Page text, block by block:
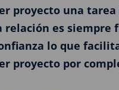
proyecto una
relación es siempre
lo que
proyecto por